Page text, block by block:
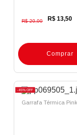
R$ 20,00 R$ 13,50
Comprar
45% OFF
Garrafa Térmica